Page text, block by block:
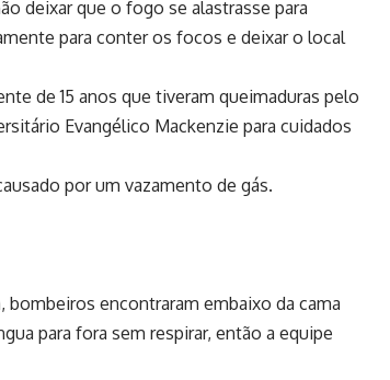
deixar que o fogo se alastrasse para
para conter os focos e deixar o local
de 15 anos que tiveram queimaduras pelo
Evangélico Mackenzie para cuidados
por um vazamento de gás.
encontraram embaixo da cama
para fora sem respirar, então a equipe